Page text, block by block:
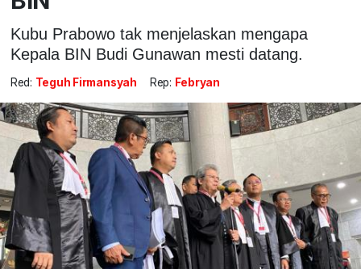
Kubu Prabowo tak menjelaskan mengapa
Kepala BIN Budi Gunawan mesti datang.
Red: Teguh Firmansyah Rep: Febryan